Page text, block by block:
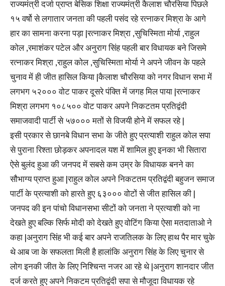
राज्यमंत्री दर्जा प्राप्त बेसिक शिक्षा राज्यमंत्री कैलाश चौरसिया पिछले
१५ वर्षो से लगातार जनता की पहली पसंद रहे रत्नाकर मिश्रा के आगे
हार का सामना करना पड़ा |रत्नाकर मिश्रा ,सुचिस्मिता मोर्या ,राहुल
कोल ,रमाशंकर पटेल और अनुराग सिंह पहली बार विधायक बने जिसमे
रत्नाकर मिश्रा ,राहुल कोल ,सुचिस्मिता मोर्या ने अपने जीवन के पहले
चुनाव में ही जीत हासिल किया |कैलाश चौरसिया को नगर विधान सभा में
लगभग ५२००० वोट पाकर दूसरे पंक्ति में जगह मिल पाया |रत्नाकर
मिश्रा लगभग १०८५०० वोट पाकर अपने निकटतम प्रतिद्वंदी
समाजवादी पार्टी से ५७००० मतों से विजयी होने में सफल रहे |
इसी प्रकार से छानबे विधान सभा के जीते हुए प्रत्याशी राहुल कोल सपा
से पुराना रिश्ता छोड़कर अपनादल यश में शामिल हुए इनका भी सितारा
ऐसे बुलंद हुआ की जनपद में सबसे कम उम्र के विधायक बनने का
सौभाग्य प्राप्त हुआ |राहुल कोल अपने निकटतम प्रतिद्वंदी बहुजन समाज
पार्टी के प्रत्याशी को हारते हुए ६३००० वोटों से जीत हासिल की |
जनपद की इन पांचो विधानसभा सीटों को जनता ने प्रत्याशी को ना
देखते हुए बल्कि सिर्फ मोदी को देखते हुए वोटिंग किया ऐसा मतदाताओ ने
कहा |अनुराग सिंह भी कई बार अपने राजतिलक के लिए हाथ पैर मार चुके
थे आब जा के सफलता मिली है हालांकि अनुराग सिंह के लिए चुनार से
लोग इनकी जीत के लिए निश्चिन्त नजर आ रहे थे |अनुराग शानदार जीत
दर्ज करते हुए अपने निकटम प्रतिद्वंदी सपा से मौजूदा विधायक रहे